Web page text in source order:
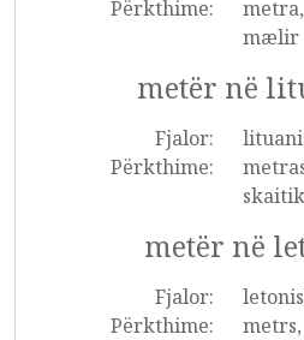
Përkthime:
mælir
metër në
Fjalor:
Përkthime:
metër në
Fjalor:
Përkthime: